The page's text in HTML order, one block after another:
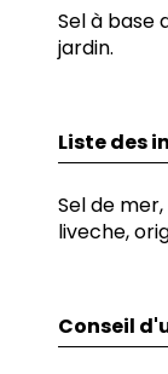
Sel à base
jardin.
Liste des
Sel de
liveche,
Conseil